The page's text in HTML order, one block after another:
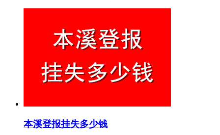
本溪登报挂失多少钱